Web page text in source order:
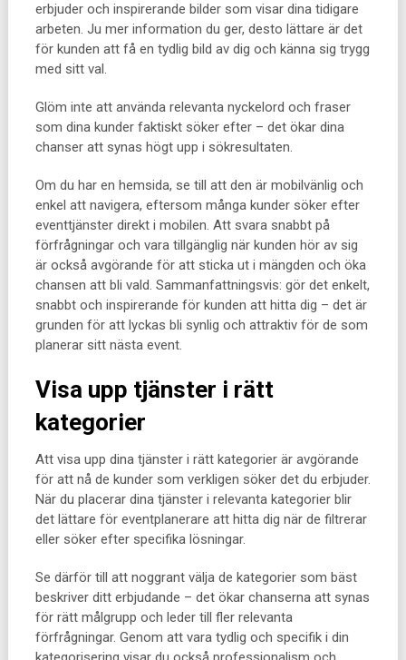
erbjuder och inspirerande bilder som visar dina tidigare
arbeten. Ju mer information du ger, desto lättare är det
för kunden att få en tydlig bild av dig och känna sig trygg
med sitt val.
Glöm inte att använda relevanta nyckelord och fraser
som dina kunder faktiskt söker efter – det ökar dina
chanser att synas högt upp i sökresultaten.
Om du har en hemsida, se till att den är mobilvänlig och
enkel att navigera, eftersom många kunder söker efter
eventtjänster direkt i mobilen. Att svara snabbt på
förfrågningar och vara tillgänglig när kunden hör av sig
är också avgörande för att sticka ut i mängden och öka
chansen att bli vald. Sammanfattningsvis: gör det enkelt,
snabbt och inspirerande för kunden att hitta dig – det är
grunden för att lyckas bli synlig och attraktiv för de som
planerar sitt nästa event.
Visa upp tjänster i rätt
kategorier
Att visa upp dina tjänster i rätt kategorier är avgörande
för att nå de kunder som verkligen söker det du erbjuder.
När du placerar dina tjänster i relevanta kategorier blir
det lättare för eventplanerare att hitta dig när de filtrerar
eller söker efter specifika lösningar.
Se därför till att noggrant välja de kategorier som bäst
beskriver ditt erbjudande – det ökar chanserna att synas
för rätt målgrupp och leder till fler relevanta
förfrågningar. Genom att vara tydlig och specifik i din